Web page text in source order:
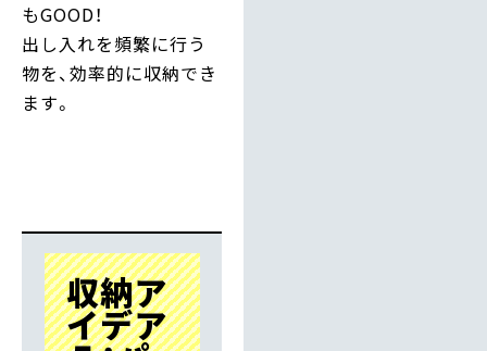
もGOOD！
出し入れを頻繁に行う
物を、効率的に収納でき
ます。
収納ア
イデア